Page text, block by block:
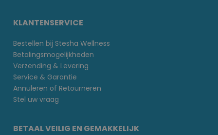
KLANTENSERVICE
Bestellen bij Stesha Wellness
Betalingsmogelijkheden
Verzending & Levering
Service & Garantie
Annuleren of Retourneren
Stel uw vraag
BETAAL VEILIG EN GEMAKKELIJK